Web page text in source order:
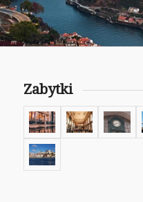
Zabytki